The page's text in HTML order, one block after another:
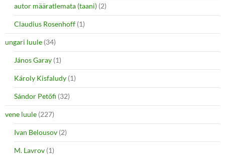
autor määratlemata (taani) (2)
Claudius Rosenhoff (1)
ungari luule (34)
János Garay (1)
Károly Kisfaludy (1)
Sándor Petőfi (32)
vene luule (227)
Ivan Belousov (2)
M. Lavrov (1)